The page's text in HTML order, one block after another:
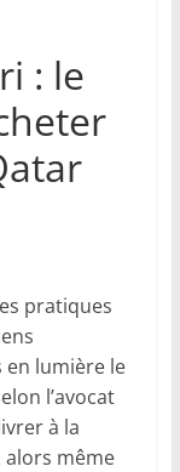
: le
pratiques
en lumière le
l’avocat
à la
même